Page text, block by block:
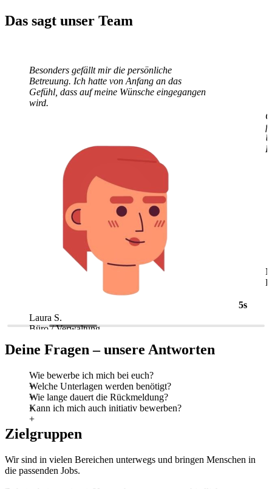
Das sagt unser Team
Besonders gefällt mir die persönliche
Betreuung. Ich hatte von Anfang an das
Gefühl, dass auf meine Wünsche eingegangen
wird.
Laura S.
Büro / Verwaltung
5s
Deine Fragen – unsere Antworten
Wie bewerbe ich mich bei euch?
Welche Unterlagen werden benötigt?
Wie lange dauert die Rückmeldung?
Kann ich mich auch initiativ bewerben?
Zielgruppen
Wir sind in vielen Bereichen unterwegs und bringen Menschen in
die passenden Jobs.